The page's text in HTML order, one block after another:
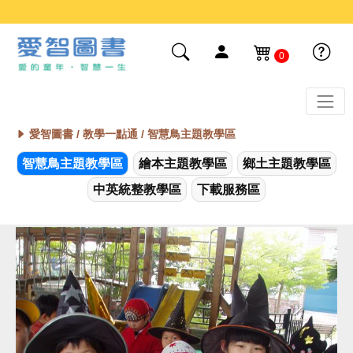
0
愛智圖書 / 教學一點通 / 智慧鳥主題教學區
智慧鳥主題教學區 繪本主題教學區
鄉土主題教學區
中英統整教學區
下載服務區